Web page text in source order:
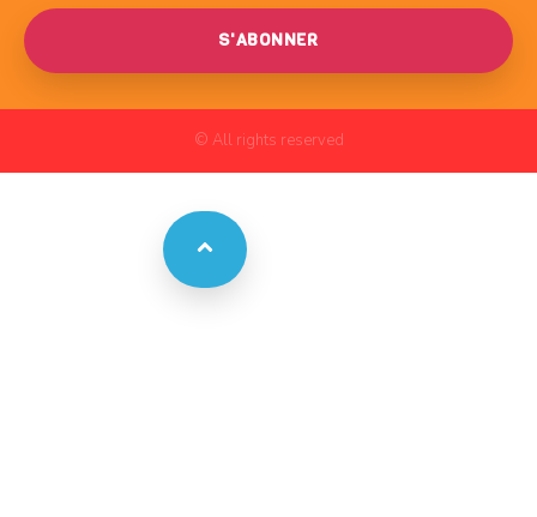
S'ABONNER
© All rights reserved